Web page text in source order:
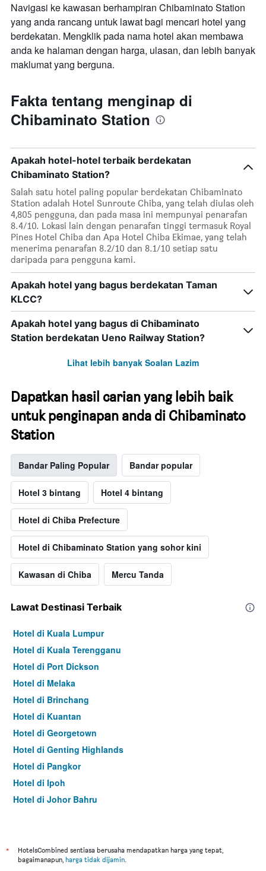
Navigasi ke kawasan berhampiran Chibaminato Station
yang anda rancang untuk lawat bagi mencari hotel yang
berdekatan. Mengklik pada nama hotel akan membawa
anda ke halaman dengan harga, ulasan, dan lebih banyak
maklumat yang berguna.
Fakta tentang menginap di
Chibaminato Station
Apakah hotel-hotel terbaik berdekatan
Chibaminato Station?
Salah satu hotel paling popular berdekatan Chibaminato
Station adalah Hotel Sunroute Chiba, yang telah diulas oleh
4,805 pengguna, dan pada masa ini mempunyai penarafan
8.4/10. Lokasi lain dengan penarafan tinggi termasuk Royal
Pines Hotel Chiba dan Apa Hotel Chiba Ekimae, yang telah
menerima penarafan 8.2/10 dan 8.1/10 setiap satu
daripada para pengguna kami.
Apakah hotel yang bagus berdekatan Taman
KLCC?
Apakah hotel yang bagus di Chibaminato
Station berdekatan Ueno Railway Station?
Lihat lebih banyak Soalan Lazim
Dapatkan hasil carian yang lebih baik
untuk penginapan anda di Chibaminato
Station
Bandar Paling Popular Bandar popular
Hotel 3 bintang Hotel 4 bintang
Hotel di Chiba Prefecture
Hotel di Chibaminato Station yang sohor kini
Kawasan di Chiba Mercu Tanda
Lawat Destinasi Terbaik
Hotel di Kuala Lumpur
Hotel di Kuala Terengganu
Hotel di Port Dickson
Hotel di Melaka
Hotel di Brinchang
Hotel di Kuantan
Hotel di Georgetown
Hotel di Genting Highlands
Hotel di Pangkor
Hotel di Ipoh
Hotel di Johor Bahru
Hotel di Kuching
Hotel di Tokyo
*
HotelsCombined sentiasa berusaha mendapatkan harga yang tepat,
bagaimanapun, harga tidak dijamin.